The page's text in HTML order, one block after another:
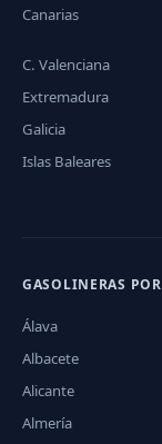
Canarias
C. Valenciana
Extremadura
Galicia
Islas Baleares
GASOLINERAS
Álava
Albacete
Alicante
Almería